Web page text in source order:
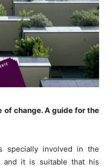
of change. A guide for the
specially involved in the
and it is suitable that his